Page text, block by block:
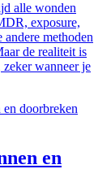
alle wonden
exposure,
methoden
de realiteit is
wanneer je
en